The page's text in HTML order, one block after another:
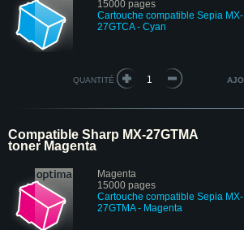
15000 pages
Cartouche compatible Sepia MX-
27GTCA - Cyan
QUANTITÉ
Compatible Sharp MX-27GTMA
toner Magenta
Magenta
15000 pages
Cartouche compatible Sepia MX-
27GTMA - Magenta